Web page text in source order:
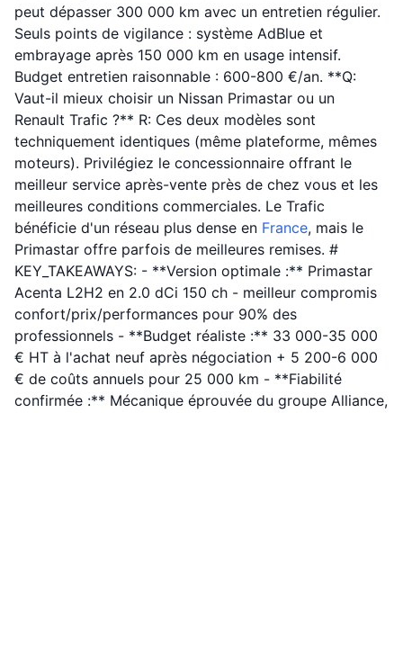
peut dépasser 300 000 km avec un entretien régulier.
Seuls points de vigilance : système AdBlue et
embrayage après 150 000 km en usage intensif.
Budget entretien raisonnable : 600-800 €/an. **Q:
Vaut-il mieux choisir un Nissan Primastar ou un
Renault Trafic ?** R: Ces deux modèles sont
techniquement identiques (même plateforme, mêmes
moteurs). Privilégiez le concessionnaire offrant le
meilleur service après-vente près de chez vous et les
meilleures conditions commerciales. Le Trafic
bénéficie d'un réseau plus dense en France, mais le
Primastar offre parfois de meilleures remises. #
KEY_TAKEAWAYS: - **Version optimale :** Primastar
Acenta L2H2 en 2.0 dCi 150 ch - meilleur compromis
confort/prix/performances pour 90% des
professionnels - **Budget réaliste :** 33 000-35 000
€ HT à l'achat neuf après négociation + 5 200-6 000
€ de coûts annuels pour 25 000 km - **Fiabilité
confirmée :** Mécanique éprouvée du groupe Alliance,